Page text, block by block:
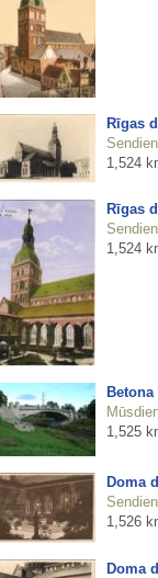
Rīgas
1,524
Rīgas
1,524
1,525
Doma
1,526
Doma